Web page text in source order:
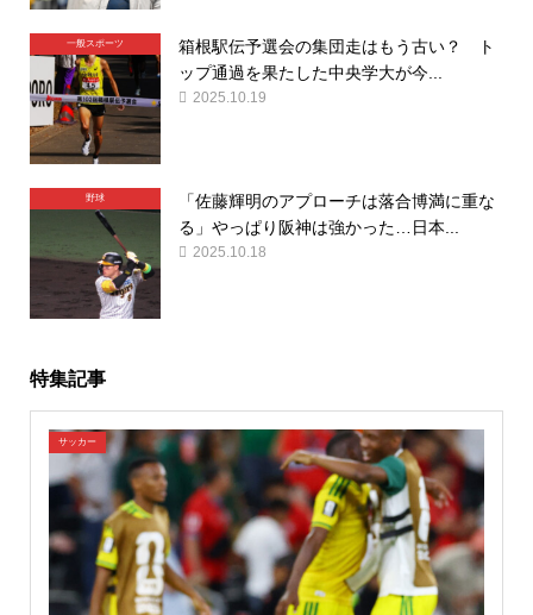
一般スポーツ
箱根駅伝予選会の集団走はもう古い？ ト
ップ通過を果たした中央学大が今...
2025.10.19
野球
「佐藤輝明のアプローチは落合博満に重な
る」やっぱり阪神は強かった…日本...
2025.10.18
特集記事
サッカー